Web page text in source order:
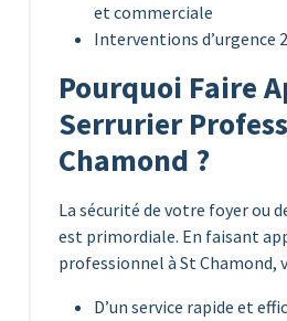
et commerciale
Interventions d’urgence
Pourquoi Faire
Serrurier
Chamond ?
La sécurité de votre foyer ou
est primordiale. En faisant
professionnel à St Chamond,
D’un service rapide et